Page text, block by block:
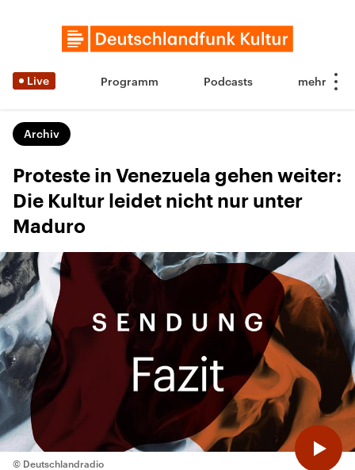
Live Programm Podcasts
Archiv
Proteste in Venezuela gehen weiter:
Die Kultur leidet nicht nur unter
Maduro
© Deutschlandradio